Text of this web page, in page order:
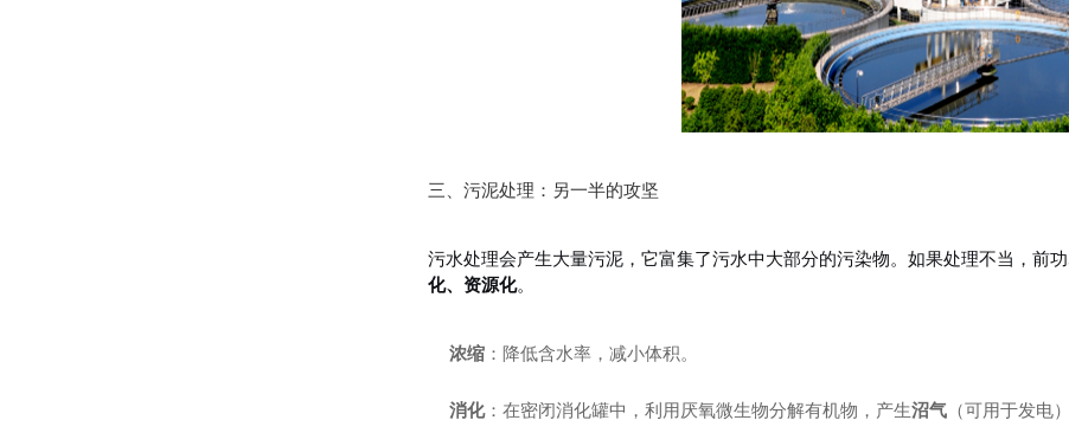
三、污泥处理：另一半的攻坚
污水处理会产生大量污泥，它富集了污水中大部分的污染物。如果处理不当，前
化、资源化。
浓缩 ：降低含水率，减小体积。
消化：在密闭消化罐中，利用厌氧微生物分解有机物，产生沼气 （可用于发电